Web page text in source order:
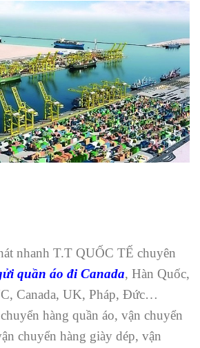
nhanh T.T QUỐC TẾ chuyên
quần áo đi Canada, Hàn Quốc,
Canada, UK, Pháp, Đức…
hàng quần áo, vận chuyển
chuyển hàng giày dép, vận